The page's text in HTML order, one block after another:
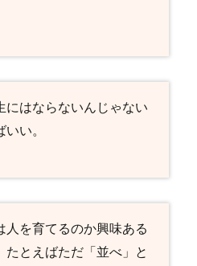
にはならないんじゃない
い。
を育てるのか興味ある
とえばただ「並べ」と